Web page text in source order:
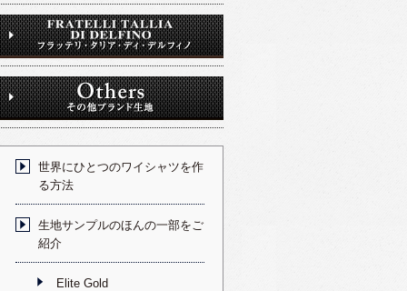
世界にひとつのワイシャツを作
る方法
生地サンプルのほんの一部をご
紹介
Elite Gold